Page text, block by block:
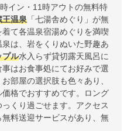
イン・11時アウトの無料特
王温泉 「七湯舎めぐり」が無
着て各温泉宿湯めぐりを満喫
は、岩をくりぬいた野趣あ
プル水入らず貸切露天風呂に
はお食事処にてお好みで選
部屋の選択肢も色々あり、
格でおすすめです。ロング
っくり過ごせます。アクセス
料送迎サービスがあり、無